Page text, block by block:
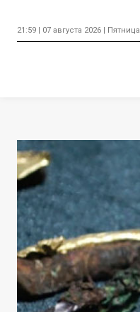
21:59 | 07 августа 2026 | Пятница